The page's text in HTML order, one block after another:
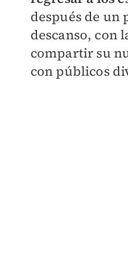
después de un
descanso, con
compartir su
con públicos